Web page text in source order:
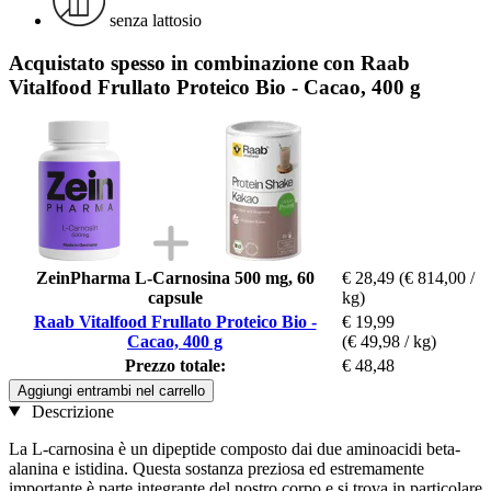
senza lattosio
Acquistato spesso in combinazione con Raab
Vitalfood Frullato Proteico Bio - Cacao, 400 g
ZeinPharma L-Carnosina 500 mg, 60
capsule
€ 28,49 (€ 814,00 /
kg)
Raab Vitalfood Frullato Proteico Bio -
Cacao, 400 g
€ 19,99
(€ 49,98 / kg)
Prezzo totale:
€ 48,48
Aggiungi entrambi nel carrello
Descrizione
La L-carnosina è un dipeptide composto dai due aminoacidi beta-
alanina e istidina. Questa sostanza preziosa ed estremamente